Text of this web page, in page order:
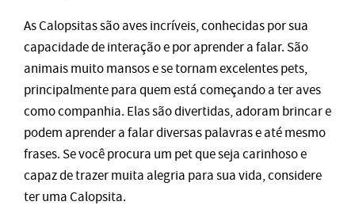
As Calopsitas são aves incríveis, conhecidas por sua
capacidade de interação e por aprender a falar. São
animais muito mansos e se tornam excelentes pets,
principalmente para quem está começando a ter aves
como companhia. Elas são divertidas, adoram brincar e
podem aprender a falar diversas palavras e até mesmo
frases. Se você procura um pet que seja carinhoso e
capaz de trazer muita alegria para sua vida, considere
ter uma Calopsita.